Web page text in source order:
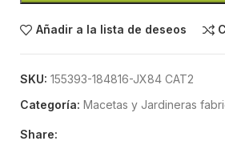
Añadir a la lista de deseos
SKU: 155393-184816-JX84 CAT2
Categoría: Macetas y Jardineras
Share: